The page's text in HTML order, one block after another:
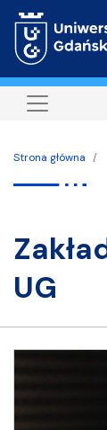
Strona główna
Zakład Neuropsychologii
UG